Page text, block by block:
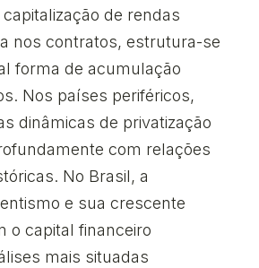
de rendas
nos contratos, estrutura-se
forma de acumulação
Nos países periféricos,
dinâmicas de privatização
com relações
No Brasil, a
e sua crescente
o capital financeiro
mais situadas